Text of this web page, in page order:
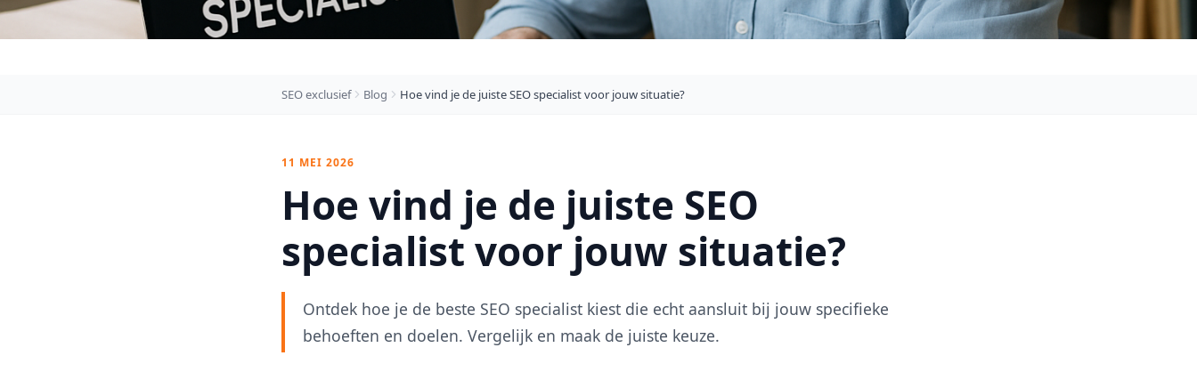
SEO exclusief Blog Hoe vind je de juiste SEO specialist voor jouw situatie?
11 MEI 2026
Hoe vind je de juiste SEO
specialist voor jouw situatie?
Ontdek hoe je de beste SEO specialist kiest die echt aansluit bij jouw specifieke
behoeften en doelen. Vergelijk en maak de juiste keuze.